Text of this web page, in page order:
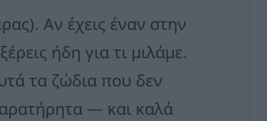
Αν έχεις έναν στην
ήδη για τι μιλάμε.
τα ζώδια που δεν
— και καλά